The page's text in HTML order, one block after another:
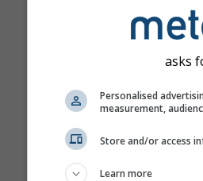
asks
Personalised
measurement,
Store and/or access
Learn more